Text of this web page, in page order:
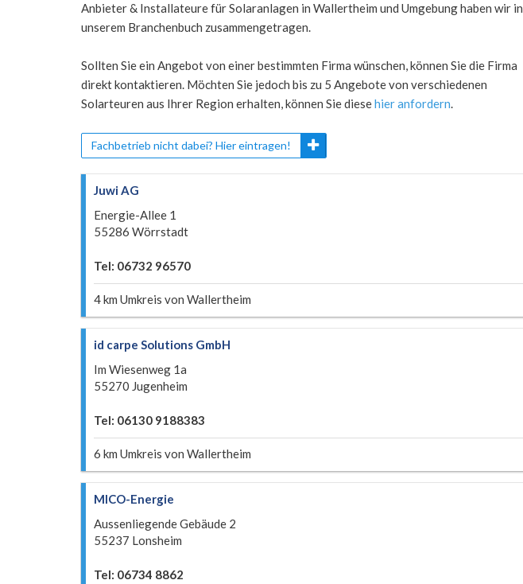
Anbieter & Installateure für Solaranlagen in Wallertheim und Umgebung haben wir in
unserem Branchenbuch zusammengetragen.
Sollten Sie ein Angebot von einer bestimmten Firma wünschen, können Sie die Firma
direkt kontaktieren. Möchten Sie jedoch bis zu 5 Angebote von verschiedenen
Solarteuren aus Ihrer Region erhalten, können Sie diesehier anfordern.
Fachbetrieb nicht dabei? Hier eintragen!
Juwi AG
Energie-Allee 1
55286 Wörrstadt
Tel: 06732 96570
4 km Umkreis von Wallertheim
id carpe Solutions GmbH
Im Wiesenweg 1a
55270 Jugenheim
Tel: 06130 9188383
6 km Umkreis von Wallertheim
MICO-Energie
Aussenliegende Gebäude 2
55237 Lonsheim
Tel: 06734 8862